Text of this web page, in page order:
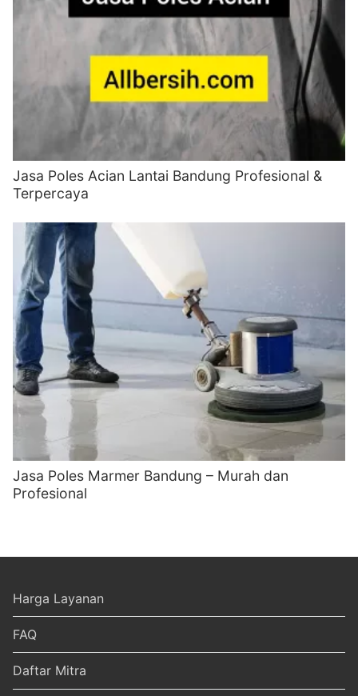
Jasa Poles Acian Lantai Bandung Profesional &
Terpercaya
Jasa Poles Marmer Bandung – Murah dan
Profesional
Harga Layanan
FAQ
Daftar Mitra